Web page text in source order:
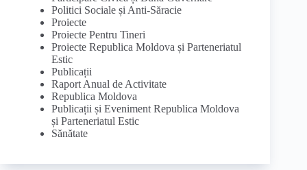
Politici Sociale și Anti-Săracie
Proiecte
Proiecte Pentru Tineri
Proiecte Republica Moldova și Parteneriatul
Estic
Publicații
Raport Anual de Activitate
Republica Moldova
Publicații și Eveniment Republica Moldova
și Parteneriatul Estic
Sănătate